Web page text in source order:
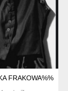
FRAKOWA%%